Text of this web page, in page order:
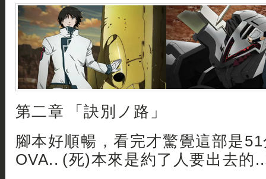
第二章 「訣別ノ路」
腳本好順暢，看完才驚覺這部是
OVA.. (死)本來是約了人要出去的